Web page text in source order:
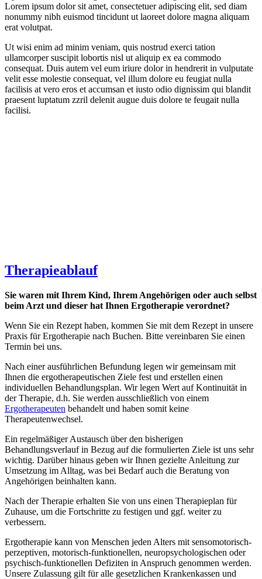
Lorem ipsum dolor sit amet, consectetuer adipiscing elit, sed diam
nonummy nibh euismod tincidunt ut laoreet dolore magna aliquam
erat volutpat.
Ut wisi enim ad minim veniam, quis nostrud exerci tation
ullamcorper suscipit lobortis nisl ut aliquip ex ea commodo
consequat. Duis autem vel eum iriure dolor in hendrerit in vulputate
velit esse molestie consequat, vel illum dolore eu feugiat nulla
facilisis at vero eros et accumsan et iusto odio dignissim qui blandit
praesent luptatum zzril delenit augue duis dolore te feugait nulla
facilisi.
Therapieablauf
Sie waren mit Ihrem Kind, Ihrem Angehörigen oder auch selbst
beim Arzt und dieser hat Ihnen Ergotherapie verordnet?
Wenn Sie ein Rezept haben, kommen Sie mit dem Rezept in unsere
Praxis für Ergotherapie nach Buchen. Bitte vereinbaren Sie einen
Termin bei uns.
Nach einer ausführlichen Befundung legen wir gemeinsam mit
Ihnen die ergotherapeutischen Ziele fest und erstellen einen
individuellen Behandlungsplan. Wir legen Wert auf Kontinuität in
der Therapie, d.h. Sie werden ausschließlich von einem
Ergotherapeuten behandelt und haben somit keine
Therapeutenwechsel.
Ein regelmäßiger Austausch über den bisherigen
Behandlungsverlauf in Bezug auf die formulierten Ziele ist uns sehr
wichtig. Darüber hinaus geben wir Ihnen gezielte Anleitung zur
Umsetzung im Alltag, was bei Bedarf auch die Beratung von
Angehörigen beinhalten kann.
Nach der Therapie erhalten Sie von uns einen Therapieplan für
Zuhause, um die Fortschritte zu festigen und ggf. weiter zu
verbessern.
Ergotherapie kann von Menschen jeden Alters mit sensomotorisch-
perzeptiven, motorisch-funktionellen, neuropsychologischen oder
psychisch-funktionellen Defiziten in Anspruch genommen werden.
Unsere Zulassung gilt für alle gesetzlichen Krankenkassen und